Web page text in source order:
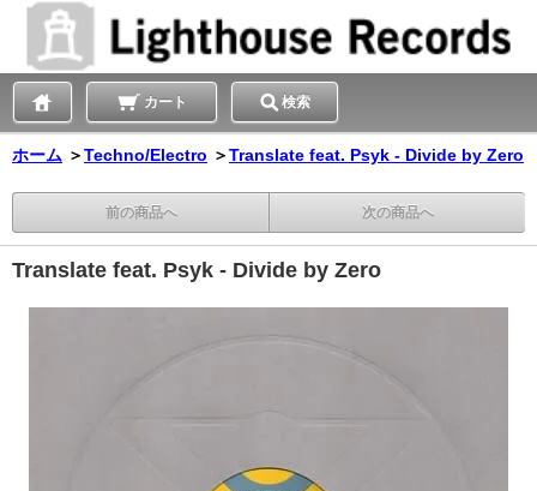
カート 検索
ホーム ＞Techno/Electro ＞Translate feat. Psyk - Divide by Zero
前の商品へ 次の商品へ
Translate feat. Psyk - Divide by Zero